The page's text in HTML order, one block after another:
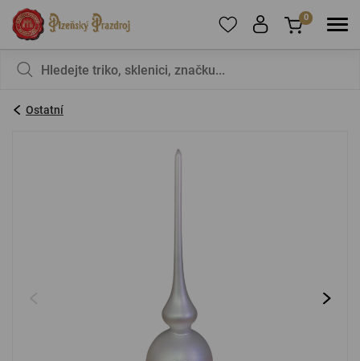
registrujte
PŘIHLÁSIT SE
Nová registrace
0
Ostatní